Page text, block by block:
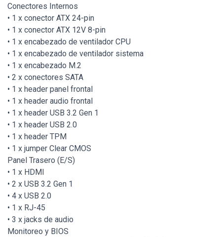
Conectores Internos
• 1 x conector ATX 24-pin
• 1 x conector ATX 12V 8-pin
• 1 x encabezado de ventilador CPU
• 1 x encabezado de ventilador sistema
• 1 x encabezado M.2
• 2 x conectores SATA
• 1 x header panel frontal
• 1 x header audio frontal
• 1 x header USB 3.2 Gen 1
• 1 x header USB 2.0
• 1 x header TPM
• 1 x jumper Clear CMOS
Panel Trasero (E/S)
• 1 x HDMI
• 2 x USB 3.2 Gen 1
• 4 x USB 2.0
• 1 x RJ-45
• 3 x jacks de audio
Monitoreo y BIOS